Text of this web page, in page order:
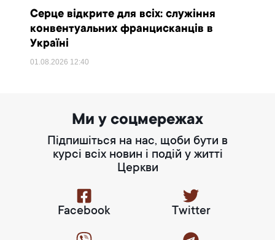
Серце відкрите для всіх: служіння
конвентуальних францисканців в
Україні
01.08.2026 12:40
Ми у соцмережах
Підпишіться на нас, щоби бути в
курсі всіх новин і подій у житті
Церкви
Facebook Twitter